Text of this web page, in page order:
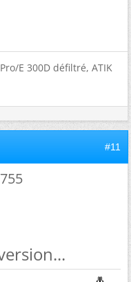
E 300D défiltré, ATIK
#11